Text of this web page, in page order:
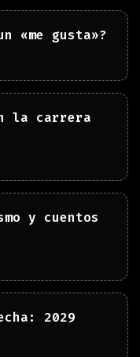
«me gusta»?
la carrera
y cuentos
2029